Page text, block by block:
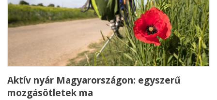
Aktív nyár Magyarországon: egyszerű
mozgásötletek ma